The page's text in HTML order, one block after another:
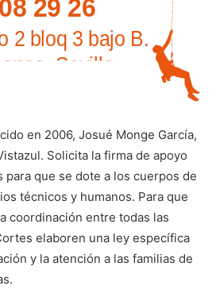
en 2006, Josué Monge García,
Solicita la firma de apoyo
para que se dote a los cuerpos de
técnicos y humanos. Para que
coordinación entre todas las
elaboren una ley específica
y la atención a las familias de